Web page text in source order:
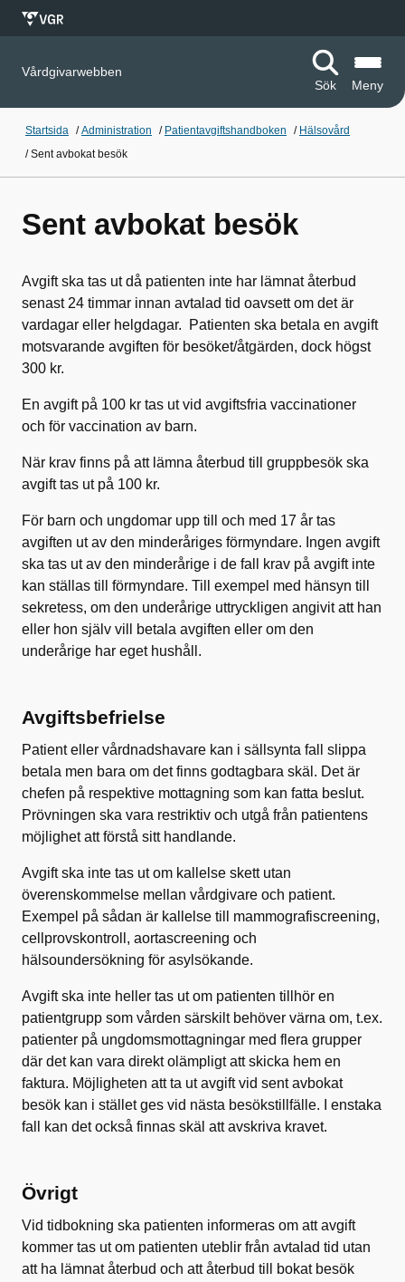
Vårdgivarwebben
Sök
Meny
Startsida /Administration / Patientavgiftshandboken / Hälsovård
/Sent avbokat besök
Sent avbokat besök
Avgift ska tas ut då patienten inte har lämnat återbud
senast 24 timmar innan avtalad tid oavsett om det är
vardagar eller helgdagar. Patienten ska betala en avgift
motsvarande avgiften för besöket/åtgärden, dock högst
300 kr.
En avgift på 100 kr tas ut vid avgiftsfria vaccinationer
och för vaccination av barn.
När krav finns på att lämna återbud till gruppbesök ska
avgift tas ut på 100 kr.
För barn och ungdomar upp till och med 17 år tas
avgiften ut av den minderåriges förmyndare. Ingen avgift
ska tas ut av den minderårige i de fall krav på avgift inte
kan ställas till förmyndare. Till exempel med hänsyn till
sekretess, om den underårige uttryckligen angivit att han
eller hon själv vill betala avgiften eller om den
underårige har eget hushåll.
Avgiftsbefrielse
Patient eller vårdnadshavare kan i sällsynta fall slippa
betala men bara om det finns godtagbara skäl. Det är
chefen på respektive mottagning som kan fatta beslut.
Prövningen ska vara restriktiv och utgå från patientens
möjlighet att förstå sitt handlande.
Avgift ska inte tas ut om kallelse skett utan
överenskommelse mellan vårdgivare och patient.
Exempel på sådan är kallelse till mammografiscreening,
cellprovskontroll, aortascreening och
hälsoundersökning för asylsökande.
Avgift ska inte heller tas ut om patienten tillhör en
patientgrupp som vården särskilt behöver värna om, t.ex.
patienter på ungdomsmottagningar med flera grupper
där det kan vara direkt olämpligt att skicka hem en
faktura. Möjligheten att ta ut avgift vid sent avbokat
besök kan i stället ges vid nästa besökstillfälle. I enstaka
fall kan det också finnas skäl att avskriva kravet.
Övrigt
Vid tidbokning ska patienten informeras om att avgift
kommer tas ut om patienten uteblir från avtalad tid utan
att ha lämnat återbud och att återbud till bokat besök